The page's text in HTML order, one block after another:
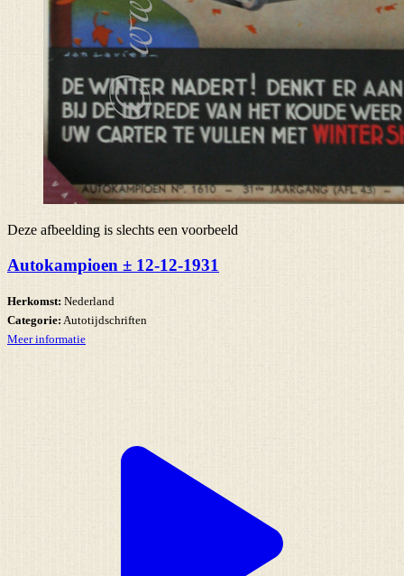
Deze afbeelding is slechts een voorbeeld
Autokampioen ± 12-12-1931
Herkomst: Nederland
Categorie: Autotijdschriften
Meer informatie